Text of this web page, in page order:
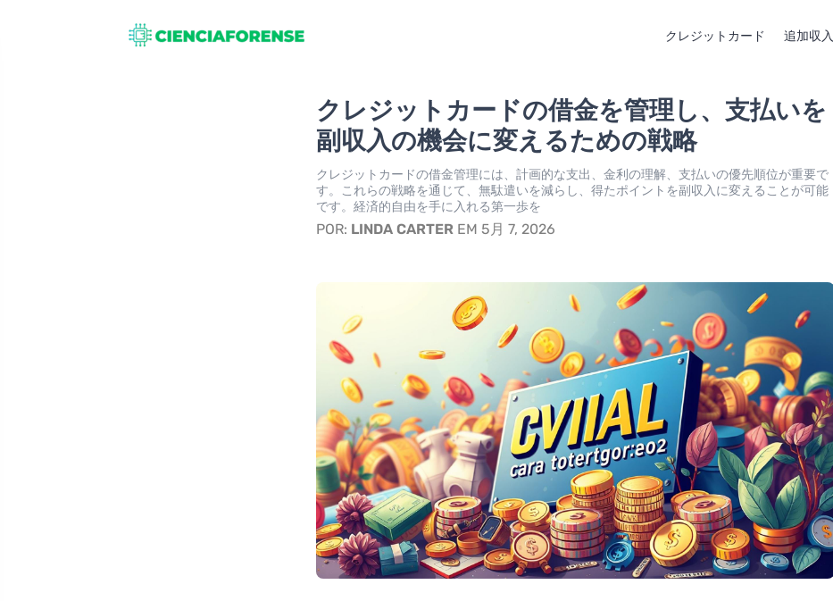
クレジットカード 追加収入
クレジットカードの借金を管理し、支払いを
副収入の機会に変えるための戦略
クレジットカードの借金管理には、計画的な支出、金利の理解、支払いの優先順位が重要で
す。これらの戦略を通じて、無駄遣いを減らし、得たポイントを副収入に変えることが可能
です。経済的自由を手に入れる第一歩を
POR: LINDA CARTER EM 5月 7, 2026